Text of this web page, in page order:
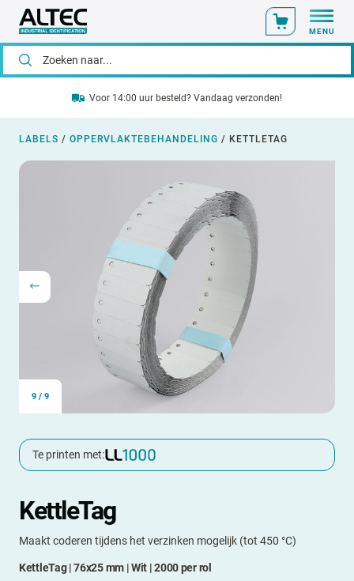
MENU
Voor 14:00 uur besteld? Vandaag verzonden!
LABELS / OPPERVLAKTEBEHANDELING / KETTLETAG
9 / 9
Te printen met:
KettleTag
Maakt coderen tijdens het verzinken mogelijk (tot 450 °C)
KettleTag | 76x25 mm | Wit | 2000 per rol